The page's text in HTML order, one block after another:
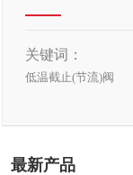
关键词：
低温截止(节流)阀
最新产品